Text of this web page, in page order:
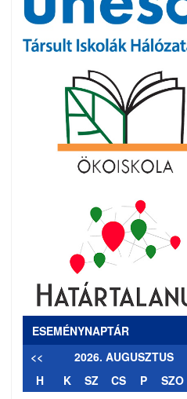
ESEMÉNYNAPTÁR
<<
2026. AUGUSZTUS
H
K SZ CS P SZO